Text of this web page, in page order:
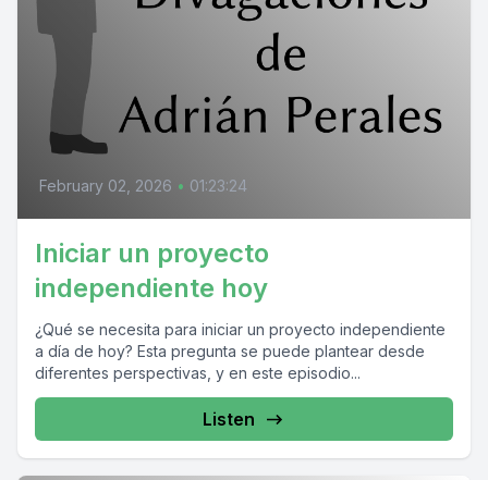
February 02, 2026 • 01:23:24
Iniciar un proyecto
independiente hoy
¿Qué se necesita para iniciar un proyecto independiente
a día de hoy? Esta pregunta se puede plantear desde
diferentes perspectivas, y en este episodio...
Listen